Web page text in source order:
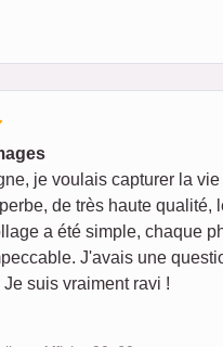
je voulais capturer la
de très haute
a été simple, chaque
J'avais une
suis vraiment ravi !